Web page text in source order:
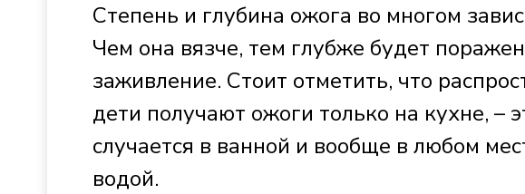
Степень и глубина ожога во многом
Чем она вязче, тем глубже будет
заживление. Стоит отметить, что
дети получают ожоги только на кухне, –
случается в ванной и вообще в любом
водой.